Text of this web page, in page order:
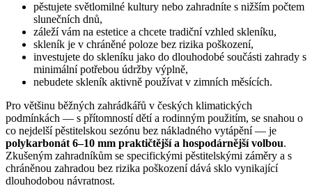
pěstujete světlomilné kultury nebo zahradníte s nižším počtem
slunečních dnů,
záleží vám na estetice a chcete tradiční vzhled skleníku,
skleník je v chráněné poloze bez rizika poškození,
investujete do skleníku jako do dlouhodobé součásti zahrady s
minimální potřebou údržby výplně,
nebudete skleník aktivně používat v zimních měsících.
Pro většinu běžných zahrádkářů v českých klimatických
podmínkách — s přítomností dětí a rodinným použitím, se snahou o
co nejdelší pěstitelskou sezónu bez nákladného vytápění — je
polykarbonát 6–10 mm praktičtější a hospodárnější volbou.
Zkušeným zahradníkům se specifickými pěstitelskými záměry a s
chráněnou zahradou bez rizika poškození dává sklo vynikající
dlouhodobou návratnost.